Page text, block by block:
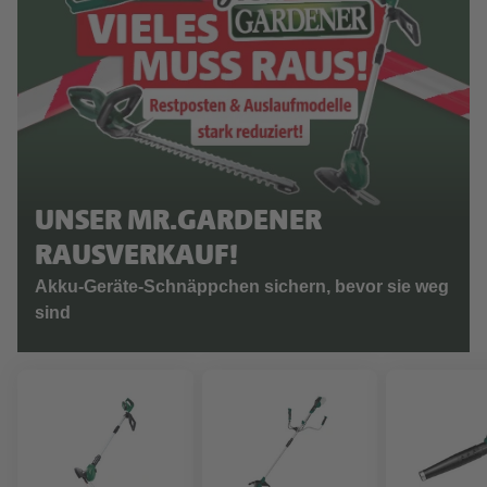
UNSER MR.GARDENER
RAUSVERKAUF!
Akku-Geräte-Schnäppchen sichern, bevor sie weg
sind